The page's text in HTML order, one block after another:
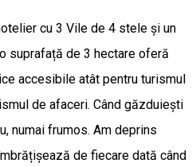
cu 3 Vile de 4 stele și un
suprafață de 3 hectare oferă
accesibile atât pentru turismul
de afaceri. Când găzduiești
numai frumos. Am deprins
de fiecare dată când